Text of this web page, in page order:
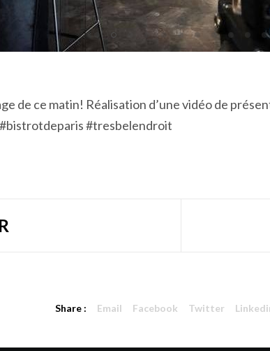
de ce matin! Réalisation d’une vidéo de
#tresbelendroit
Share : Email Facebook Twitter